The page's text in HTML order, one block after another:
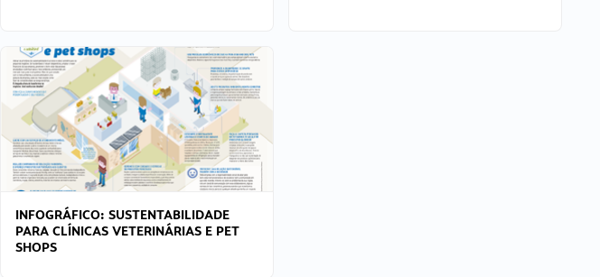
INFOGRÁFICO: SUSTENTABILIDADE
PARA CLÍNICAS VETERINÁRIAS E PET
SHOPS